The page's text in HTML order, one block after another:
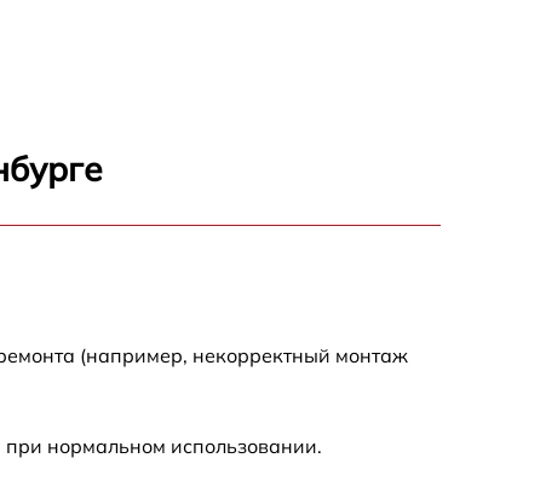
(например, некорректный монтаж
нормальном использовании.